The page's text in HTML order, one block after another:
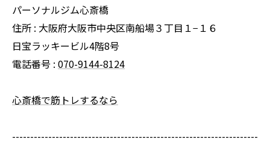
パーソナルジム心斎橋
住所 : 大阪府大阪市中央区南船場３丁目１−１６
日宝ラッキービル4階8号
電話番号 : 070-9144-8124
心斎橋で筋トレするなら
--------------------------------------------------------------------